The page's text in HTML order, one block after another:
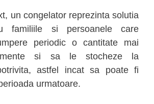
un congelator reprezinta solutia
familiile si persoanele care
periodic o cantitate mai
si sa le stocheze la
astfel incat sa poate fi
urmatoare.